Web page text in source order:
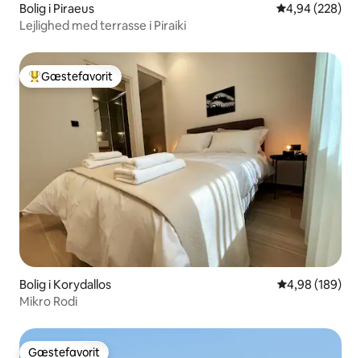
Bolig i Piraeus 4,94 ud af 5 i
4,94 (228)
Lejlighed med terrasse i Piraiki
Bedste gæstefavorit
Gæstefavorit
Bolig i Korydallos 4,98 ud af 5 i
4,98 (189)
Mikro Rodi
Gæstefavorit